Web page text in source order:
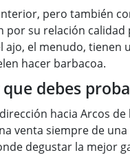
pero también
su relación calidad
el menudo, tienen
hacer barbacoa.
debes
hacia Arcos
venta siempre de
degustar la mejor